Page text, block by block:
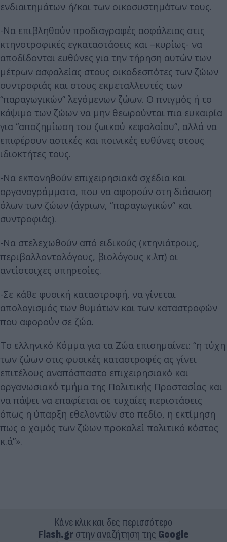
ενδιαιτημάτων ή/και των οικοσυστημάτων τους.
-Να επιβληθούν προδιαγραφές ασφάλειας στις
κτηνοτροφικές εγκαταστάσεις και –κυρίως- να
αποδίδονται ευθύνες για την τήρηση αυτών των
μέτρων ασφαλείας στους οικοδεσπότες των ζώων
συντροφιάς και στους εκμεταλλευτές των
“παραγωγικών” λεγόμενων ζώων. Ο πνιγμός ή το
κάψιμο των ζώων να μην θεωρούνται πια ευκαιρία
για “αποζημίωση του ζωικού κεφαλαίου”, αλλά να
επιφέρουν αστικές και ποινικές ευθύνες στους
ιδιοκτήτες τους.
-Να εκπονηθούν επιχειρησιακά σχέδια και
οργανογράμματα, που να αφορούν στη διάσωση
όλων των ζώων (άγριων, “παραγωγικών” και
συντροφιάς).
-Να στελεχωθούν από ειδικούς (κτηνιάτρους,
περιβαλλοντολόγους, βιολόγους κ.λπ) οι
αντίστοιχες υπηρεσίες.
-Σε κάθε φυσική καταστροφή, να γίνεται
απολογισμός των θυμάτων και των καταστροφών
που αφορούν σε ζώα.
Το ελληνικό Κόμμα για τα Ζώα επισημαίνει: “η τύχη
των ζώων στις φυσικές καταστροφές ας γίνει
επιτέλους αναπόσπαστο επιχειρησιακό και
οργανωσιακό τμήμα της Πολιτικής Προστασίας και
να πάψει να επαφίεται σε τυχαίες περιστάσεις
όπως η ύπαρξη εθελοντών στο πεδίο, η εκτίμηση
πως ο χαμός των ζώων προκαλεί πολιτικό κόστος
κ.ά”».
Κάνε κλικ και δες περισσότερο
Flash.grστην αναζήτηση της Google